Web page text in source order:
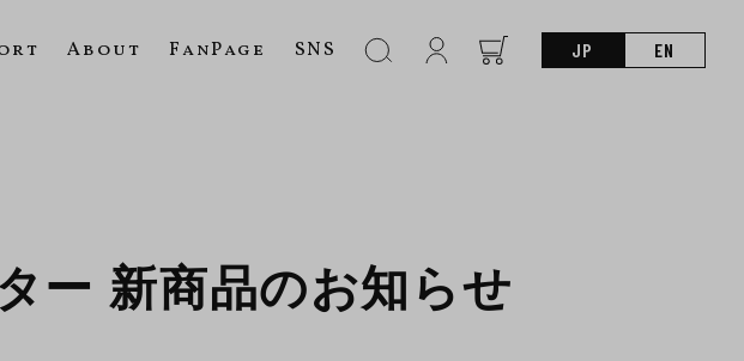
About FanPage SNS JP EN
ー 新商品のお知らせ